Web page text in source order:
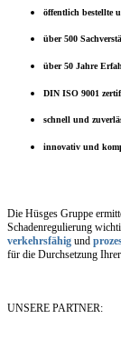
öffentlich bestellte
über 500
über 50 Jahre
DIN ISO 9001
schnell und
innovativ und
Die Hüsges Gruppe
Schadenregulierung
verkehrsfähig und
für die Durchsetzung
UNSERE PARTNER: